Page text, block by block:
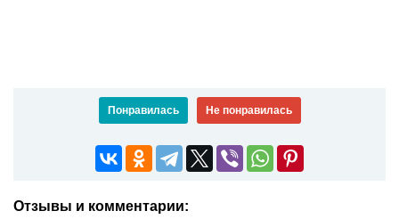
Понравилась Не понравилась
Отзывы и комментарии: